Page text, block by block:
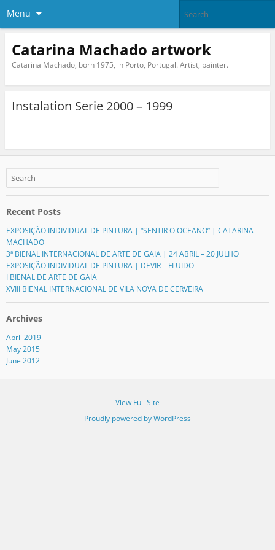
Menu
Catarina Machado artwork
Catarina Machado, born 1975, in Porto, Portugal. Artist, painter.
Instalation Serie 2000 – 1999
Recent Posts
EXPOSIÇÃO INDIVIDUAL DE PINTURA | “SENTIR O OCEANO” | CATARINA
MACHADO
3ª BIENAL INTERNACIONAL DE ARTE DE GAIA | 24 ABRIL – 20 JULHO
EXPOSIÇÃO INDIVIDUAL DE PINTURA | DEVIR – FLUIDO
I BIENAL DE ARTE DE GAIA
XVIII BIENAL INTERNACIONAL DE VILA NOVA DE CERVEIRA
Archives
April 2019
May 2015
June 2012
View Full Site
Proudly powered by WordPress